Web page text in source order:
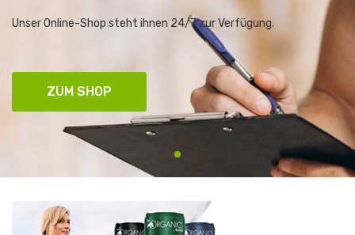
Unser Online-Shop steht ihnen 24/7 zur Verfügung.
ZUM SHOP